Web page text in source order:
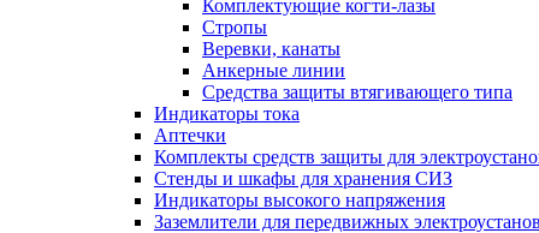
Комплектующие когти-лазы
Стропы
Веревки, канаты
Анкерные линии
Средства защиты втягивающего типа
Индикаторы тока
Аптечки
Комплекты средств защиты для
Стенды и шкафы для хранения СИЗ
Индикаторы высокого напряжения
Заземлители для передвижных